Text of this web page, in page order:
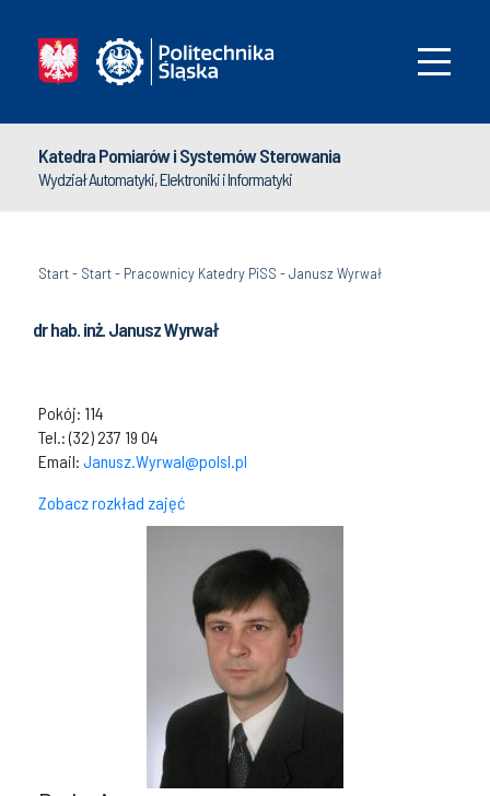
Katedra Pomiarów i Systemów Sterowania
Wydział Automatyki, Elektroniki i Informatyki
Start- Start- Pracownicy Katedry PiSS -Janusz Wyrwał
dr hab. inż. Janusz Wyrwał
Pokój: 114
Tel.: (32) 237 19 04
Email: Janusz.Wyrwal@polsl.pl
Zobacz rozkład zajęć